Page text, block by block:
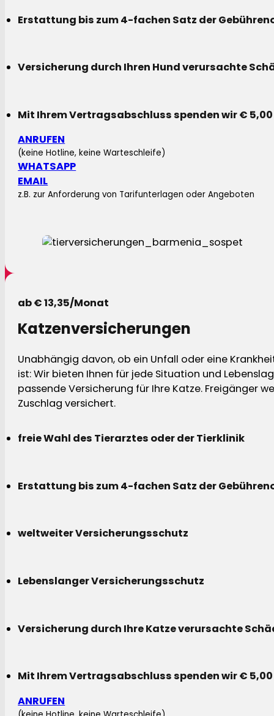
Erstattung bis zum 4-fachen Satz der
Versicherung durch Ihren Hund verursachte
Mit Ihrem Vertragsabschluss spenden wir €
ANRUFEN
(keine Hotline, keine Warteschleife)
WHATSAPP
EMAIL
z.B. zur Anforderung von Tarifunterlagen oder Angeboten
ab € 13,35/Monat
Katzenversicherungen
Unabhängig davon, ob ein Unfall oder eine
ist: Wir bieten Ihnen für jede Situation und
passende Versicherung für Ihre Katze. Freigänger
Zuschlag versichert.
freie Wahl des Tierarztes oder der Tierklinik
Erstattung bis zum 4-fachen Satz der
weltweiter Versicherungsschutz
Lebenslanger Versicherungsschutz
Versicherung durch Ihre Katze verursachte
Mit Ihrem Vertragsabschluss spenden wir €
ANRUFEN